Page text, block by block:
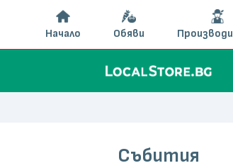
Събития
Начало Обяви